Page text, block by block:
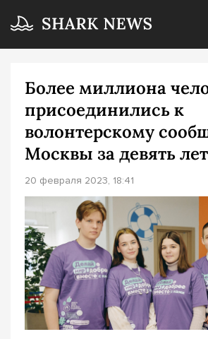
Более миллиона
присоединились к
волонтерскому
Москвы за девять лет
20 февраля 2023, 18:41